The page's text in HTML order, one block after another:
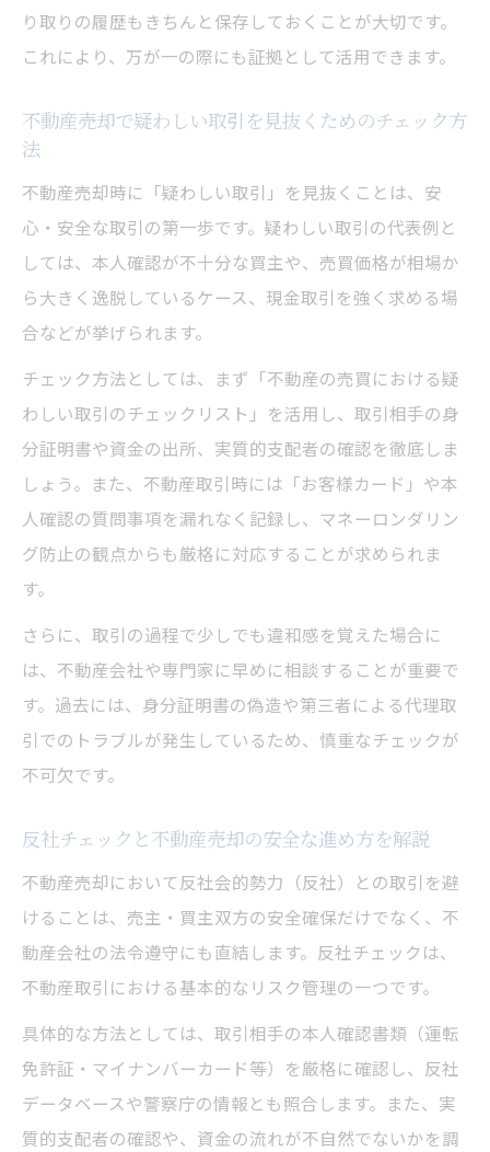
り取りの履歴もきちんと保存しておくことが大切です。
これにより、万が一の際にも証拠として活用できます。
不動産売却で疑わしい取引を見抜くためのチェック方
法
不動産売却時に「疑わしい取引」を見抜くことは、安
心・安全な取引の第一歩です。疑わしい取引の代表例と
しては、本人確認が不十分な買主や、売買価格が相場か
ら大きく逸脱しているケース、現金取引を強く求める場
合などが挙げられます。
チェック方法としては、まず「不動産の売買における疑
わしい取引のチェックリスト」を活用し、取引相手の身
分証明書や資金の出所、実質的支配者の確認を徹底しま
しょう。また、不動産取引時には「お客様カード」や本
人確認の質問事項を漏れなく記録し、マネーロンダリン
グ防止の観点からも厳格に対応することが求められま
す。
さらに、取引の過程で少しでも違和感を覚えた場合に
は、不動産会社や専門家に早めに相談することが重要で
す。過去には、身分証明書の偽造や第三者による代理取
引でのトラブルが発生しているため、慎重なチェックが
不可欠です。
反社チェックと不動産売却の安全な進め方を解説
不動産売却において反社会的勢力（反社）との取引を避
けることは、売主・買主双方の安全確保だけでなく、不
動産会社の法令遵守にも直結します。反社チェックは、
不動産取引における基本的なリスク管理の一つです。
具体的な方法としては、取引相手の本人確認書類（運転
免許証・マイナンバーカード等）を厳格に確認し、反社
データベースや警察庁の情報とも照合します。また、実
質的支配者の確認や、資金の流れが不自然でないかを調